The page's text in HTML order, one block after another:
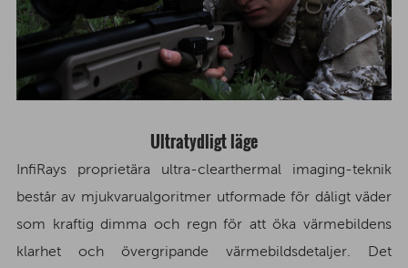
Ultratydligt läge
InfiRays proprietära ultra-clearthermal imaging-teknik
består av mjukvarualgoritmer utformade för dåligt väder
som kraftig dimma och regn för att öka värmebildens
klarhet och övergripande värmebildsdetaljer. Det